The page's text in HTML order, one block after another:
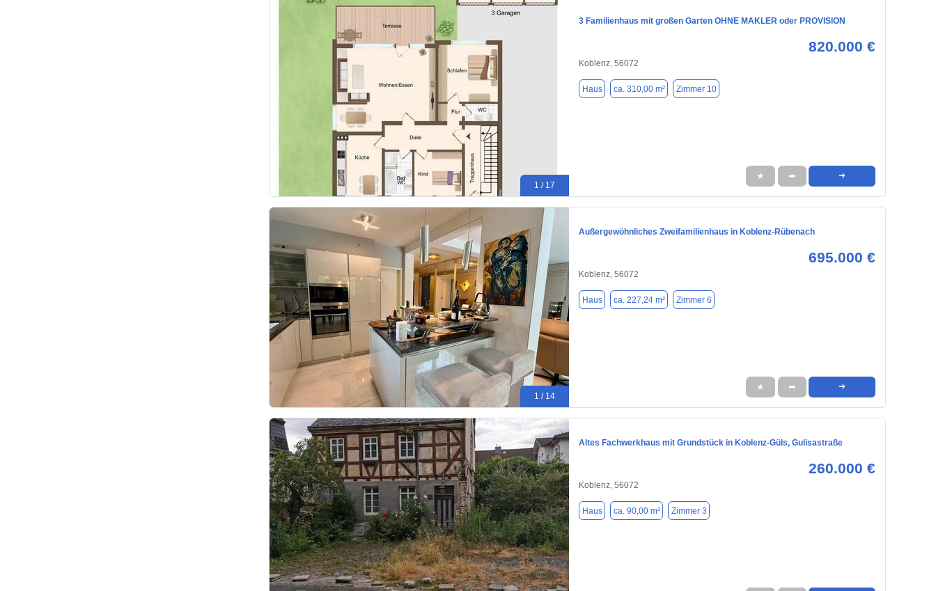
1 / 17
3 Familienhaus mit großen Garten OHNE MAKLER oder PROVISION
820.000 €
Koblenz, 56072
Haus ca. 310,00 m² Zimmer 10
★ ➦ ➜
1 / 14
Außergewöhnliches Zweifamilienhaus in Koblenz-Rübenach
695.000 €
Koblenz, 56072
Haus ca. 227,24 m² Zimmer 6
★ ➦ ➜
Altes Fachwerkhaus mit Grundstück in Koblenz-Güls, Gulisastraße
260.000 €
Koblenz, 56072
Haus ca. 90,00 m² Zimmer 3